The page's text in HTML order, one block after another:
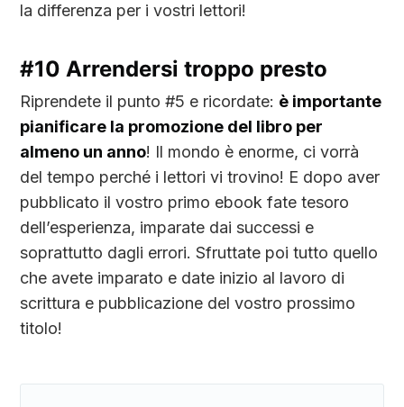
la differenza per i vostri lettori!
#10 Arrendersi troppo presto
Riprendete il punto #5 e ricordate: è importante
pianificare la promozione del libro per
almeno un anno! Il mondo è enorme, ci vorrà
del tempo perché i lettori vi trovino! E dopo aver
pubblicato il vostro primo ebook fate tesoro
dell’esperienza, imparate dai successi e
soprattutto dagli errori. Sfruttate poi tutto quello
che avete imparato e date inizio al lavoro di
scrittura e pubblicazione del vostro prossimo
titolo!